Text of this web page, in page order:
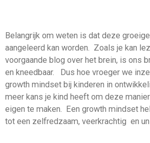
Belangrijk om weten is dat deze
aangeleerd kan worden. Zoals je kan
voorgaande blog over het brein, is ons
en kneedbaar. Dus hoe vroeger we
growth mindset bij kinderen in
meer kans je kind heeft om deze
eigen te maken. Een growth mindset
tot een zelfredzaam, veerkrachtig en